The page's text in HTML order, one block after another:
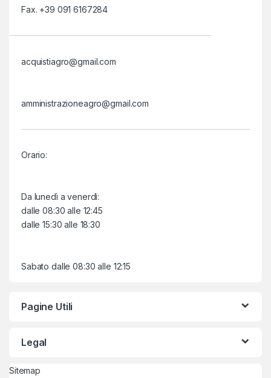
Fax. +39 091 6167284
acquistiagro@gmail.com
amministrazioneagro@gmail.com
Orario:
Da lunedì a venerdì:
dalle 08:30 alle 12:45
dalle 15:30 alle 18:30
Sabato dalle 08:30 alle 12:15
Pagine Utili
Legal
Sitemap